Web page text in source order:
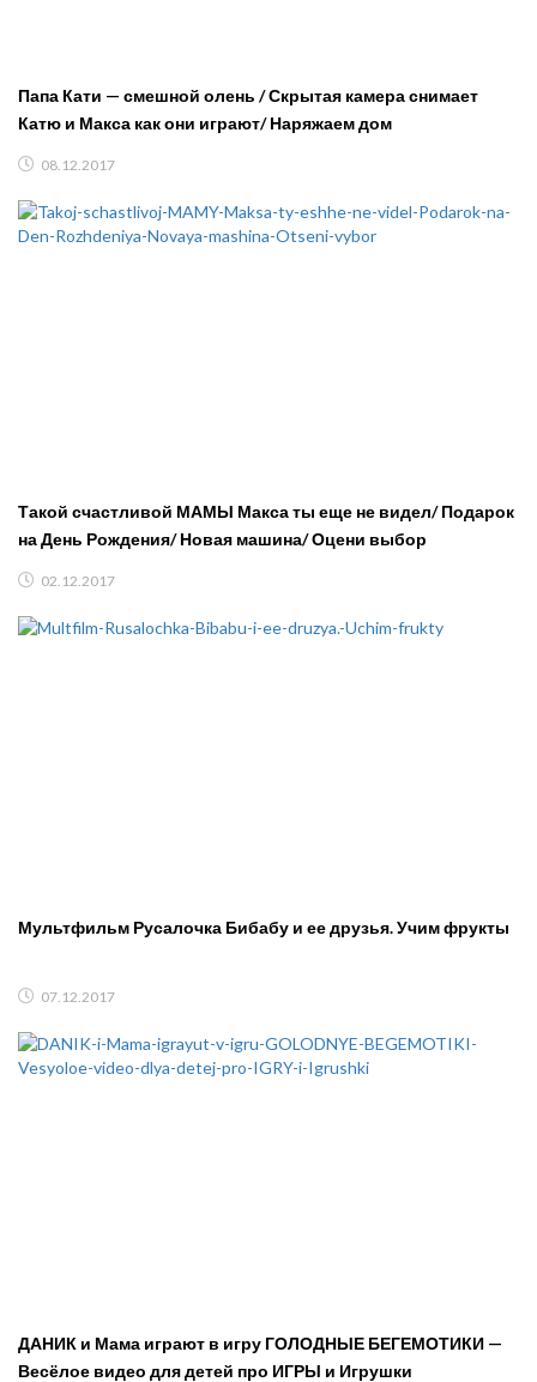
Папа Кати — смешной олень / Скрытая камера снимает
Катю и Макса как они играют/ Наряжаем дом
08.12.2017
Такой счастливой МАМЫ Макса ты еще не видел/ Подарок
на День Рождения/ Новая машина/ Оцени выбор
02.12.2017
Мультфильм Русалочка Бибабу и ее друзья. Учим фрукты
07.12.2017
ДАНИК и Мама играют в игру ГОЛОДНЫЕ БЕГЕМОТИКИ —
Весёлое видео для детей про ИГРЫ и Игрушки